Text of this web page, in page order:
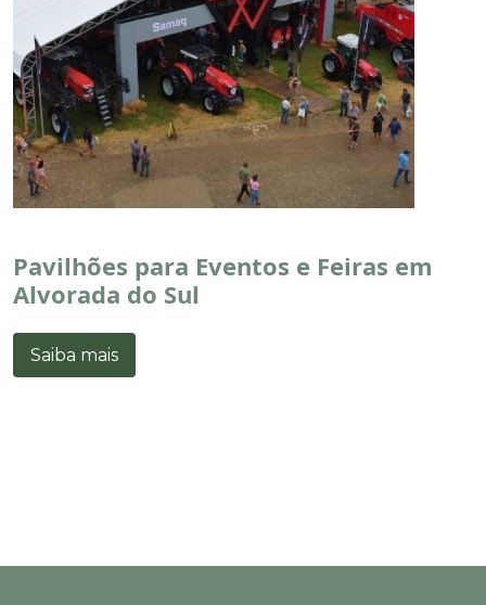
Pavilhões para Eventos e Feiras em
Alvorada do Sul
Saiba mais